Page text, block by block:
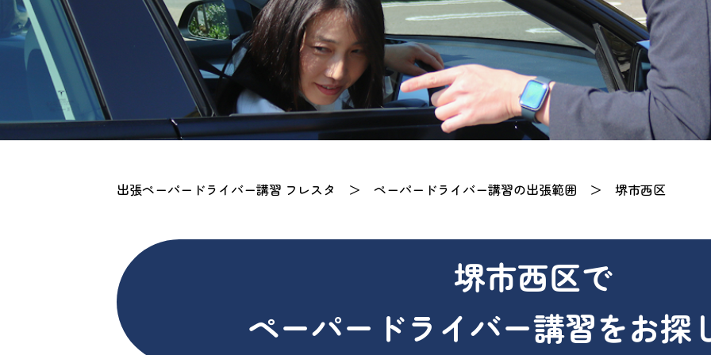
出張ペーパードライバー講習 フレスタ ＞ ペーパードライバー講習の出張範囲 ＞ 堺市西区
堺市西区で
ペーパードライバー講習をお探